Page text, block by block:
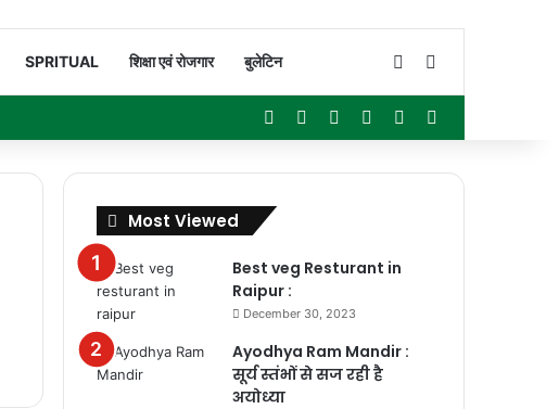
SPRITUAL शिक्षा एवं रोजगार बुलेटिन Switch skin
Facebook YouTubeInstagramWhatsApp
Most Viewed
Best veg Resturant in
Raipur :
December 30, 2023
Ayodhya Ram Mandir :
सूर्य स्तंभों से सज रही है
अयोध्या